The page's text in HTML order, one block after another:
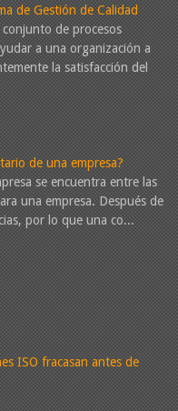
de Gestión de Calidad
de procesos
a una organización a
la satisfacción del
de una empresa?
se encuentra entre las
una empresa. Después de
por lo que una co...
ISO fracasan antes de